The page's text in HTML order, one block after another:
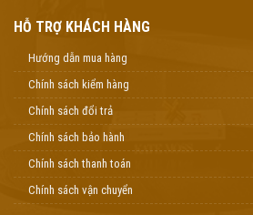
HỖ TRỢ KHÁCH HÀNG
Hướng dẫn mua hàng
Chính sách kiểm hàng
Chính sách đổi trả
Chính sách bảo hành
Chính sách thanh toán
Chính sách vận chuyển